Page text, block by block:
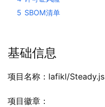
5 SBOM清单
基础信息
项目名称：lafikl/Steady.js
项目徽章：